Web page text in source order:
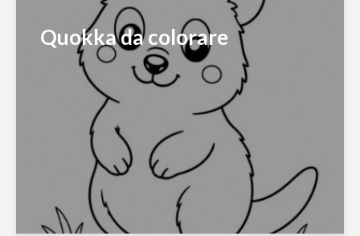
Quokka da colorare